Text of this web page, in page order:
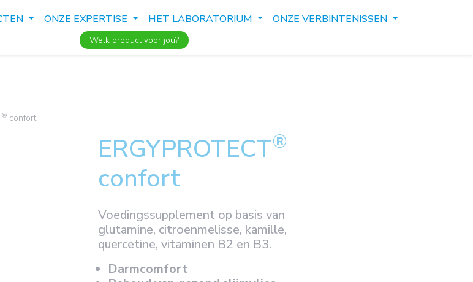
ONZE EXPERTISE HET LABORATORIUM ONZE VERBINTENISSEN
Welk product voor jou?
® confort
ERGYPROTECT®
confort
Voedingssupplement op basis van
glutamine, citroenmelisse, kamille,
quercetine, vitaminen B2 en B3.
Darmcomfort